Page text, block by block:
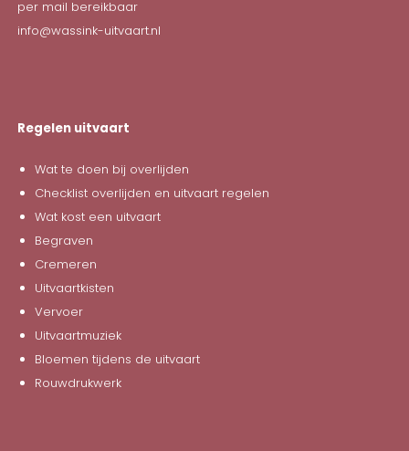
per mail bereikbaar
info@wassink-uitvaart.nl
Regelen uitvaart
Wat te doen bij overlijden
Checklist overlijden en uitvaart regelen
Wat kost een uitvaart
Begraven
Cremeren
Uitvaartkisten
Vervoer
Uitvaartmuziek
Bloemen tijdens de uitvaart
Rouwdrukwerk